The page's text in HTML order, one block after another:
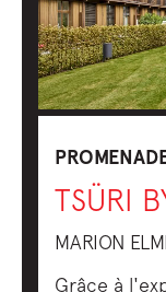
TSÜRI
MARION
Grâce à